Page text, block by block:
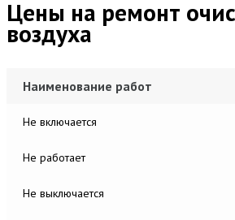
Цены на ремонт
воздуха
Наименование работ
Не включается
Не работает
Не выключается